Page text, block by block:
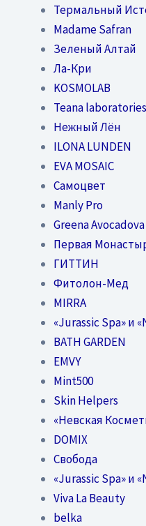
Термальный
Madame Safran
Зеленый Алтай
Ла-Кри
KOSMOLAB
Teana laboratories
Нежный Лён
ILONA LUNDEN
EVA MOSAIC
Самоцвет
Manly Pro
Greena Avocadova
Первая
ГИТТИН
Фитолон-Мед
MIRRA
«Jurassic Spa» и
BATH GARDEN
EMVY
Mint500
Skin Helpers
«Невская
DOMIX
Свобода
«Jurassic Spa» и
Viva La Beauty
belka